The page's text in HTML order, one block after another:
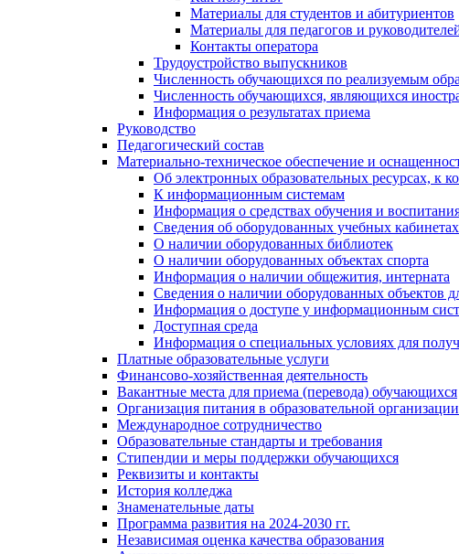
Материалы для студентов и абитуриентов
Материалы для педагогов и
Контакты оператора
Трудоустройство выпускников
Численность обучающихся по реализуемым
Численность обучающихся, являющихся
Информация о результатах приема
Руководство
Педагогический состав
Материально-техническое обеспечение и
Об электронных образовательных ресурсах, к
К информационным системам
Информация о средствах обучения и
Сведения об оборудованных учебных кабинетах
О наличии оборудованных библиотек
О наличии оборудованных объектах спорта
Информация о наличии общежития, интерната
Сведения о наличии оборудованных объектов
Информация о доступе у информационным
Доступная среда
Информация о специальных условиях для
Платные образовательные услуги
Финансово-хозяйственная деятельность
Вакантные места для приема (перевода) обучающихся
Организация питания в образовательной организации
Международное сотрудничество
Образовательные стандарты и требования
Стипендии и меры поддержки обучающихся
Реквизиты и контакты
История колледжа
Знаменательные даты
Программа развития на 2024-2030 гг.
Независимая оценка качества образования